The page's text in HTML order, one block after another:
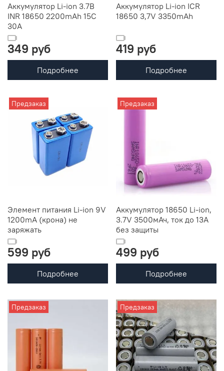
Аккумулятор Li-ion 3.7В
INR 18650 2200mAh 15C
30A
349 руб
Подробнее
Аккумулятор Li-ion ICR
18650 3,7V 3350mAh
419 руб
Подробнее
Предзаказ
Элемент питания Li-ion 9V
1200mA (крона) не
заряжать
599 руб
Подробнее
Предзаказ
Аккумулятор 18650 Li-ion,
3.7V 3500мАч, ток до 13А
без защиты
499 руб
Подробнее
Предзаказ Предзаказ